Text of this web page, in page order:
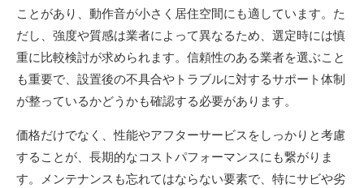
ことがあり、動作音が小さく居住空間にも適しています。た
だし、強度や質感は業者によって異なるため、選定時には慎
重に比較検討が求められます。信頼性のある業者を選ぶこと
も重要で、設置後の不具合やトラブルに対するサポート体制
が整っているかどうかも確認する必要があります。
価格だけでなく、性能やアフターサービスをしっかりと考慮
することが、長期的なコストパフォーマンスにも繋がりま
す。メンテナンスも忘れてはならない要素で、特にサビや劣